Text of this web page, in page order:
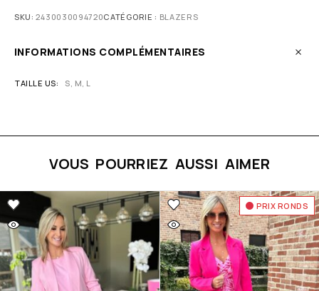
SKU:2430030094720CATÉGORIE : BLAZERS
INFORMATIONS COMPLÉMENTAIRES
TAILLE US S, M, L
VOUS POURRIEZ AUSSI AIMER
PRIX RONDS